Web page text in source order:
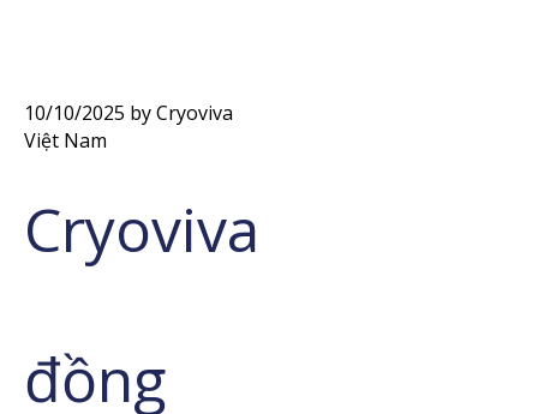
10/10/2025 by Cryoviva
Việt Nam
Cryoviva
đồng